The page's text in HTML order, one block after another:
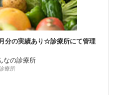
分の実績あり☆診療所にて管理
なの診療所
療所